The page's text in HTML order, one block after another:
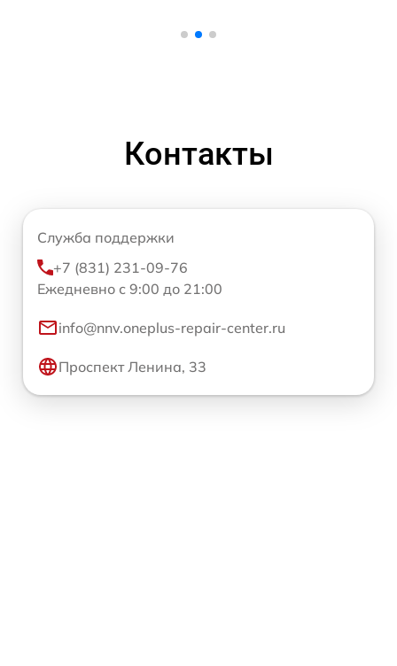
Контакты
Служба поддержки
+7 (831) 231-09-76
Ежедневно с 9:00 до 21:00
info@nnv.oneplus-repair-center.ru
Проспект Ленина, 33